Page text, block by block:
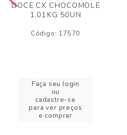
DOCE CX CHOCOMOLE
1,01KG 50UN
Código: 17570
Faça seu login
ou
cadastre-se
para ver preços
e comprar